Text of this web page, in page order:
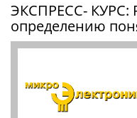
ЭКСПРЕСС- КУРС:
определению